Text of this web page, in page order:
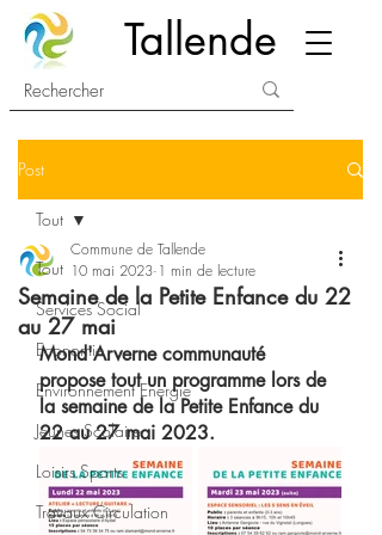
Tallende
Post
Tout
Services Social
Economie
Environnement Energie
Jeunes Scolaire
Loisirs Sports
Travaux Circulation
Tout
Semaine de la Petite Enfance du 22
au 27 mai
Commune de Tallende
10 mai 2023 1 min de lecture
Mond'Arverne communauté
propose tout un programme lors de
la semaine de la Petite Enfance du
22 au 27 mai 2023.